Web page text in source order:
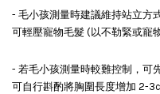
- 毛小孩測量時建議維持站立方
可輕壓寵物毛髮 (以不勒緊或寵
- 若毛小孩測量時較難控制，可
可自行斟酌將胸圍長度增加 2-